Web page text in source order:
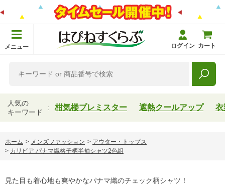
メニュー ログイン カート
人気の
キーワード
柑気楼プレミスター 遮熱クールアップ 衣
ホーム > メンズファッション > アウター・トップス
> カリビア パナマ織格子柄半袖シャツ2色組
見た目も着心地も爽やかなパナマ織のチェック柄シャツ！